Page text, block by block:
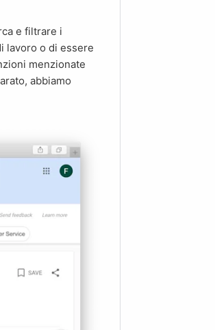
lavoro o di essere
menzionate
abbiamo